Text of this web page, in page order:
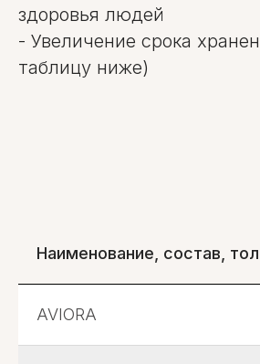
здоровья людей
- Увеличение срока
таблицу ниже)
Наименование, состав,
AVIORA